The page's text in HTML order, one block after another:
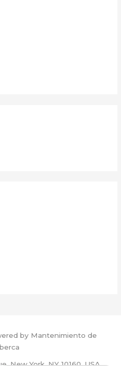
by Mantenimiento de
New York, NY 10160, USA